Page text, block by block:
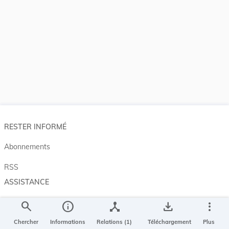
search
Chercher
info
Informations
device_hub
Relations (1)
save_alt
Téléchargement
more_vert
Plus
RESTER INFORMÉ
Abonnements
RSS
ASSISTANCE
Aide et à propos
Projet Casemates